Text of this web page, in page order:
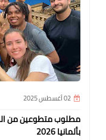
02 أغسطس 2025
مطلوب متطوعين من
بألمانيا 2026